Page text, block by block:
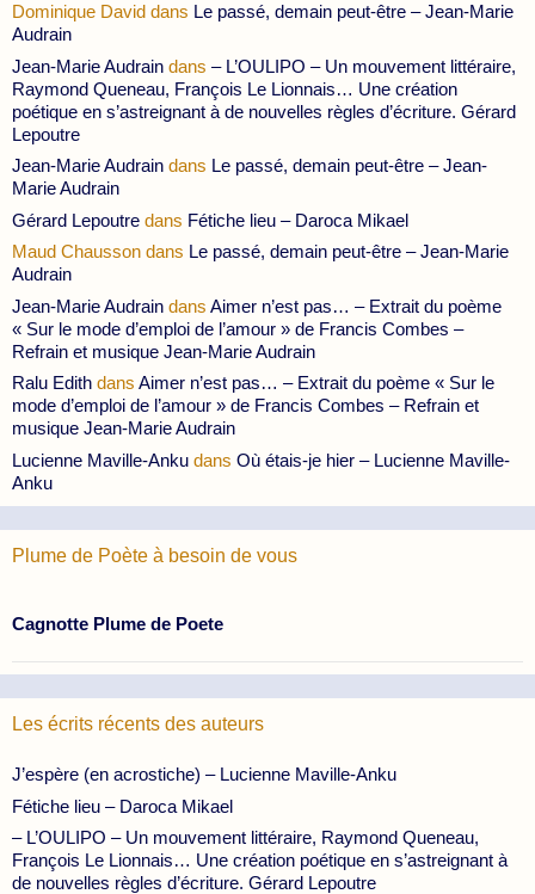
Dominique David dans Le passé, demain peut-être – Jean-Marie
Audrain
Jean-Marie Audrain dans – L’OULIPO – Un mouvement littéraire,
Raymond Queneau, François Le Lionnais… Une création
poétique en s’astreignant à de nouvelles règles d’écriture. Gérard
Lepoutre
Jean-Marie Audrain dans Le passé, demain peut-être – Jean-
Marie Audrain
Gérard Lepoutre dans Fétiche lieu – Daroca Mikael
Maud Chausson dans Le passé, demain peut-être – Jean-Marie
Audrain
Jean-Marie Audrain dans Aimer n’est pas… – Extrait du poème
« Sur le mode d’emploi de l’amour » de Francis Combes –
Refrain et musique Jean-Marie Audrain
Ralu Edith dans Aimer n’est pas… – Extrait du poème « Sur le
mode d’emploi de l’amour » de Francis Combes – Refrain et
musique Jean-Marie Audrain
Lucienne Maville-Anku dans Où étais-je hier – Lucienne Maville-
Anku
Plume de Poète à besoin de vous
Cagnotte Plume de Poete
Les écrits récents des auteurs
J’espère (en acrostiche) – Lucienne Maville-Anku
Fétiche lieu – Daroca Mikael
– L’OULIPO – Un mouvement littéraire, Raymond Queneau,
François Le Lionnais… Une création poétique en s’astreignant à
de nouvelles règles d’écriture. Gérard Lepoutre